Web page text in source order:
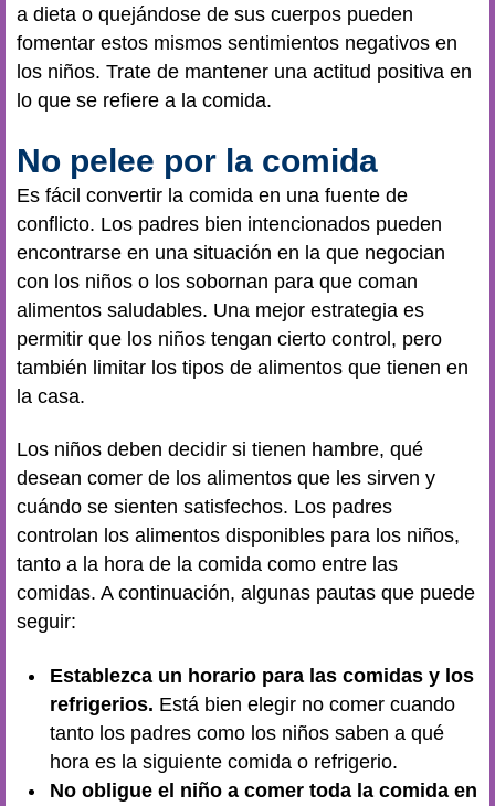
a dieta o quejándose de sus cuerpos pueden
fomentar estos mismos sentimientos negativos en
los niños. Trate de mantener una actitud positiva en
lo que se refiere a la comida.
No pelee por la comida
Es fácil convertir la comida en una fuente de
conflicto. Los padres bien intencionados pueden
encontrarse en una situación en la que negocian
con los niños o los sobornan para que coman
alimentos saludables. Una mejor estrategia es
permitir que los niños tengan cierto control, pero
también limitar los tipos de alimentos que tienen en
la casa.
Los niños deben decidir si tienen hambre, qué
desean comer de los alimentos que les sirven y
cuándo se sienten satisfechos. Los padres
controlan los alimentos disponibles para los niños,
tanto a la hora de la comida como entre las
comidas. A continuación, algunas pautas que puede
seguir:
Establezca un horario para las comidas y los
refrigerios. Está bien elegir no comer cuando
tanto los padres como los niños saben a qué
hora es la siguiente comida o refrigerio.
No obligue el niño a comer toda la comida en